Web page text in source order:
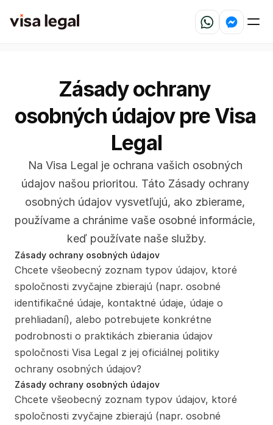
Zásady ochrany
osobných údajov pre Visa
Legal
Na Visa Legal je ochrana vašich osobných
údajov našou prioritou. Táto Zásady ochrany
osobných údajov vysvetľujú, ako zbierame,
používame a chránime vaše osobné informácie,
keď používate naše služby.
Zásady ochrany osobných údajov
Chcete všeobecný zoznam typov údajov, ktoré
spoločnosti zvyčajne zbierajú (napr. osobné
identifikačné údaje, kontaktné údaje, údaje o
prehliadaní), alebo potrebujete konkrétne
podrobnosti o praktikách zbierania údajov
spoločnosti Visa Legal z jej oficiálnej politiky
ochrany osobných údajov?
Zásady ochrany osobných údajov
Chcete všeobecný zoznam typov údajov, ktoré
spoločnosti zvyčajne zbierajú (napr. osobné